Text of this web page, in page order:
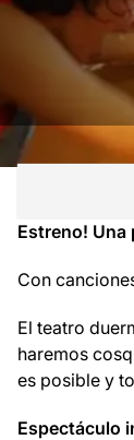
Estreno! Una
Con
El teatro
haremos
es posible y
Espectáculo